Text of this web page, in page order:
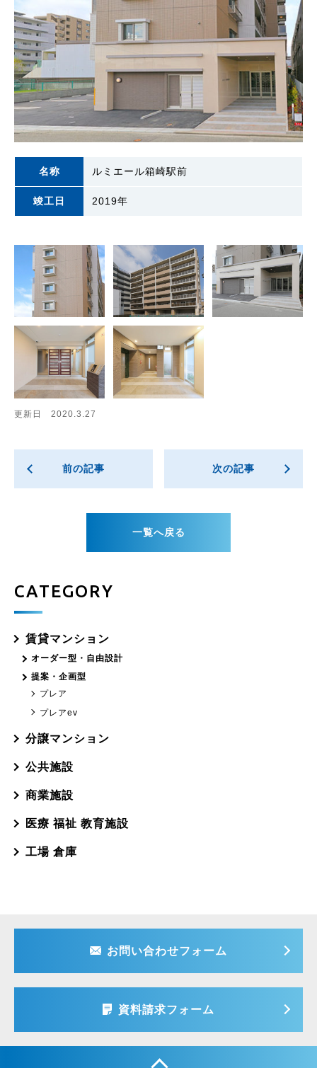
名称 ルミエール箱崎駅前
竣工日 2019年
更新日 2020.3.27
前の記事
一覧へ戻る
次の記事
CATEGORY
賃貸マンション
オーダー型・自由設計
提案・企画型
プレア
プレアev
分譲マンション
公共施設
商業施設
医療 福祉 教育施設
工場 倉庫
お問い合わせフォーム
資料請求フォーム